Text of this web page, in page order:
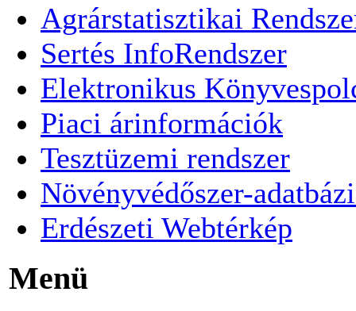
Agrárstatisztikai
Sertés InfoRendszer
Elektronikus
Piaci árinformációk
Tesztüzemi rendszer
Növényvédőszer-
Erdészeti Webtérkép
Menü